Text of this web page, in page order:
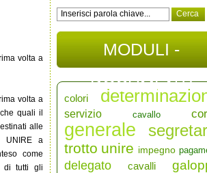
volta a
volta a
quali il
alle
UNIRE a
come
di tutti gli
MODULI -
DOCUMENTI
colori
servizio cavallo
generale
trotto unire impegno
delegato cavalli